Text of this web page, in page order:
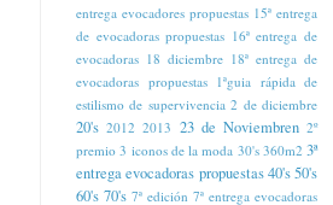
entrega evocadores propuestas 15ª entrega
de evocadoras propuestas 16ª entrega de
evocadoras 18 diciembre 18ª entrega de
evocadoras propuestas
1ªguia rápida de
estilismo de supervivencia 2 de diciembre
20's 2012 2013 23 de Noviembren 2º
premio 3 iconos de la moda 30's 360m2 3ª
entrega evocadoras propuestas 40's50's
60's 70's 7ª edición 7ª entrega evocadoras